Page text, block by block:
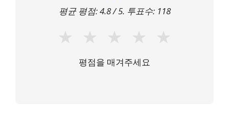
평균 평점:4.8/ 5. 투표수: 118
★ ★ ★ ★ ★
평점을 매겨주세요